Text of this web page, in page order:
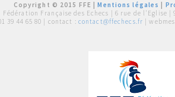
Copyright © 2015 FFE |Mentions légales
Fédération Française des Echecs | 6 rue de l'Eglise |
39 44 65 80 | contact : contact@ffechecs.fr |